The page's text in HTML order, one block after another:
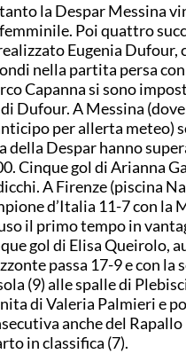
la Despar Messina
Poi quattro
Eugenia Dufour,
nella partita persa
Capanna si sono
Dufour. A Messina
per allerta meteo)
della Despar hanno
Cinque gol di Arianna
A Firenze (piscina
d’Italia 11-7 con la
il primo tempo in
gol di Elisa Queirolo,
passa 17-9 e con la
(9) alle spalle di
di Valeria Palmieri e
anche del
in classifica (7).